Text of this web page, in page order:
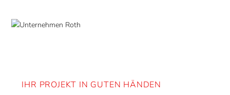
IHR PROJEKT IN GUTEN HÄNDEN